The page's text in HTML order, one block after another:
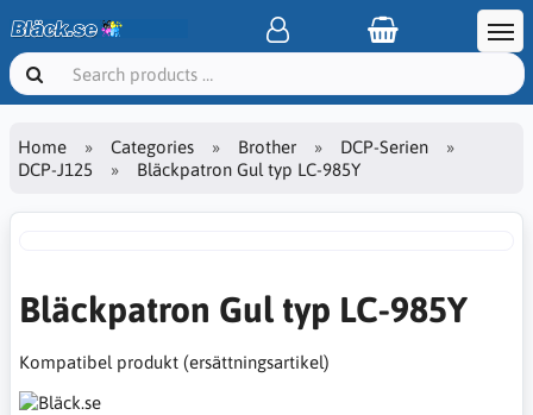
Home Categories Brother
DCP-Serien
DCP-J125
Bläckpatron Gul typ LC-985Y
Bläckpatron Gul typ LC-985Y
Kompatibel produkt (ersättningsartikel)